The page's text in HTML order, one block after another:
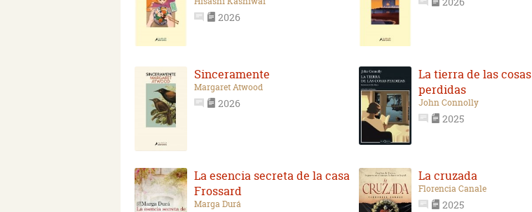
2026
Sinceramente
Margaret Atwood
2026
La tierra de las cosas
perdidas
John Connolly
2025
La esencia secreta de la casa
Frossard
Marga Durá
La cruzada
Florencia Canale
2025